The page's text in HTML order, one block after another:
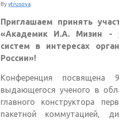
By ytrusova
Приглашаем принять
«Академик И.А. Мизин -
систем в интересах
России»!
Конференция
выдающегося ученого в
главного конструктора
пакетной коммутацией,